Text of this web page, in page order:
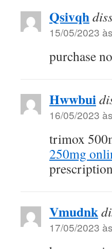
Qsivqh
15/05/2023
purchase
Hwwbui
16/05/2023
trimox
250mg
Vmudnk
17/05/2023